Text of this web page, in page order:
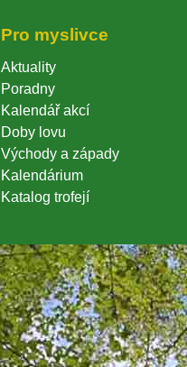
Pro myslivce
Aktuality
Poradny
Kalendář akcí
Doby lovu
Východy a západy
Kalendárium
Katalog trofejí